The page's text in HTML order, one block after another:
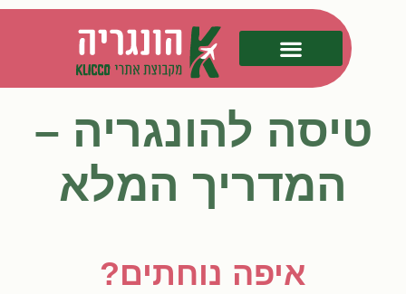
טיסה להונגריה –
המדריך המלא
איפה נוחתים?